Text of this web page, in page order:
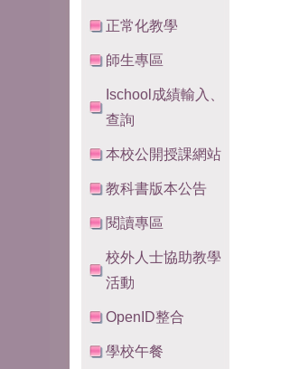
正常化教學
師生專區
Ischool成績輸入、
查詢
本校公開授課網站
教科書版本公告
閱讀專區
校外人士協助教學
活動
OpenID整合
學校午餐